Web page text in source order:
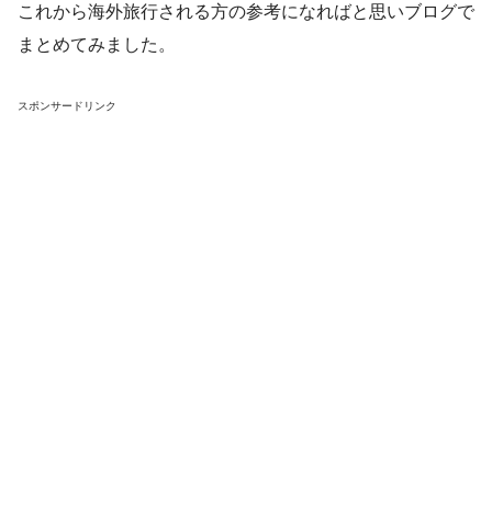
これから海外旅行される方の参考になればと思いブログで
まとめてみました。
スポンサードリンク